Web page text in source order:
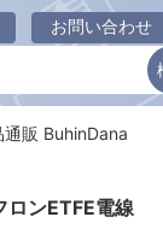
お問い合わせ
ロンETFE電線
販 BuhinDana